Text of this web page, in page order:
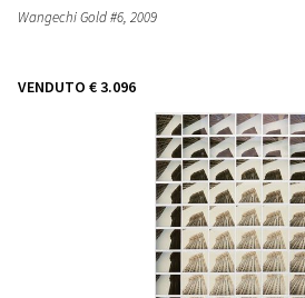
Wangechi Gold #6, 2009
VENDUTO € 3.096